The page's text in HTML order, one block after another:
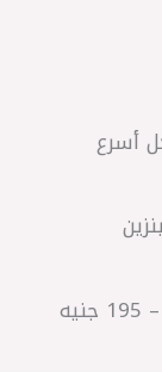
أسرع
📊 السعر في السوق بيكون حوالي 150 – 195 جنيه